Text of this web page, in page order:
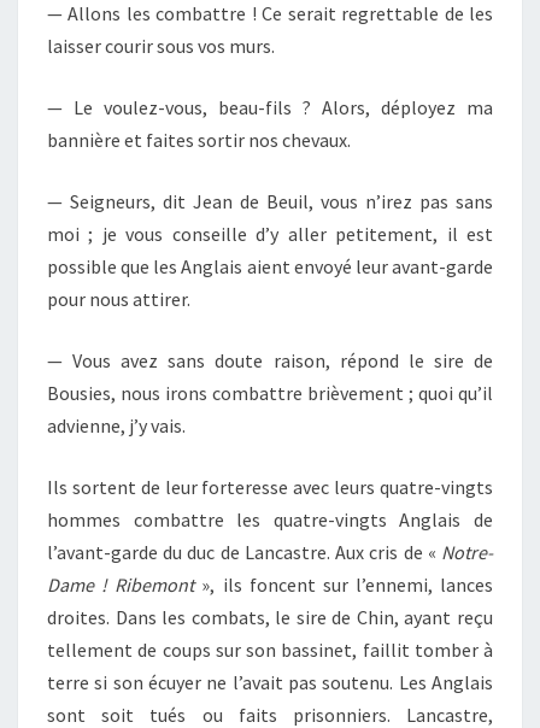
—Allons les combattre ! Ce serait regrettable de les
laisser courir sous vos murs.
— Le voulez-vous, beau-fils ? Alors, déployez ma
bannière et faites sortir nos chevaux.
— Seigneurs, dit Jean de Beuil, vous n’irez pas sans
moi ; je vous conseille d’y aller petitement, il est
possible que les Anglais aient envoyé leur avant-garde
pour nous attirer.
—Vous avez sans doute raison, répond le sire de
Bousies, nous irons combattre brièvement ; quoi qu’il
advienne, j’y vais.
Ils sortent de leur forteresse avec leurs quatre-vingts
hommes combattre les quatre-vingts Anglais de
l’avant-garde du duc de Lancastre. Aux cris de « Notre-
Dame ! Ribemont», ils foncent sur l’ennemi, lances
droites. Dans les combats, le sire de Chin, ayant reçu
tellement de coups sur son bassinet, faillit tomber à
terre si son écuyer ne l’avait pas soutenu. Les Anglais
sont soit tués ou faits prisonniers. Lancastre,